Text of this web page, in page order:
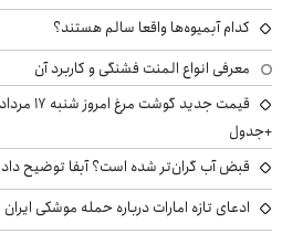
کدام آبمیوه‌ها واقعا سالم هستند؟
معرفی انواع المنت فشنگی و کاربرد آن
+جدول
قبض آب گران‌تر شده است؟ آبفا توضیح داد
ادعای تازه امارات درباره حمله موشکی ایران